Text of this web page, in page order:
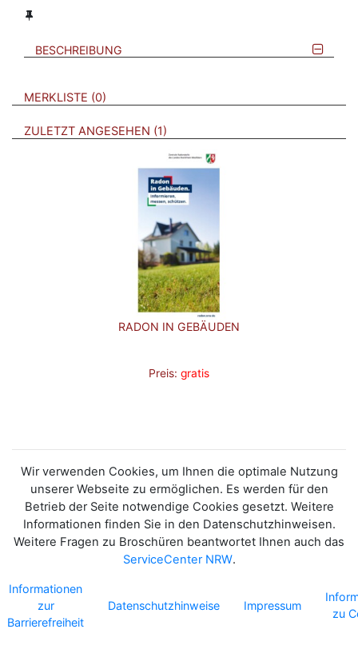
BESCHREIBUNG
VERWEISE AUF VERMERKTE- ODER ZULETZT ANGESEHENE
MERKLISTE 0 BROSCHÜREN
ZULETZT ANGESEHEN 1 BROSCHÜREN
RADON IN GEBÄUDEN
Preis: gratis
Wir verwenden Cookies, um Ihnen die optimale Nutzung
unserer Webseite zu ermöglichen. Es werden für den
Betrieb der Seite notwendige Cookies gesetzt. Weitere
Informationen finden Sie in den Datenschutzhinweisen.
Weitere Fragen zu Broschüren beantwortet Ihnen auch das
ServiceCenter NRW.
Informationen
zur
Barrierefreiheit
Datenschutzhinweise Impressum
zu